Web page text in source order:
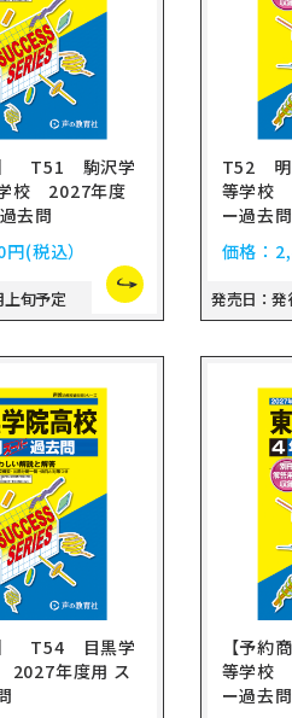
】 T51 駒沢学
校 2027年度
去問
円(税込）
上旬予定
T52 明
等学校
ー過去問
価格：
発売日：発
】 T54 目黒学
2027年度用 ス
【予
等学校
ー過去問